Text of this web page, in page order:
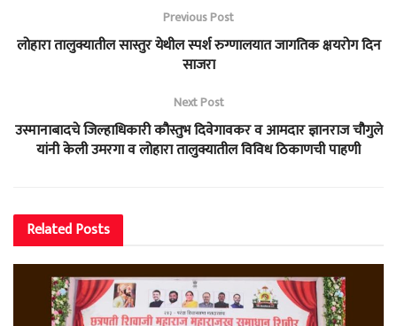
Previous Post
लोहारा तालुक्यातील सास्तुर येथील स्पर्श रुग्णालयात जागतिक क्षयरोग दिन
साजरा
Next Post
उस्मानाबादचे जिल्हाधिकारी कौस्तुभ दिवेगावकर व आमदार ज्ञानराज चौगुले
यांनी केली उमरगा व लोहारा तालुक्यातील विविध ठिकाणची पाहणी
RelatedPosts